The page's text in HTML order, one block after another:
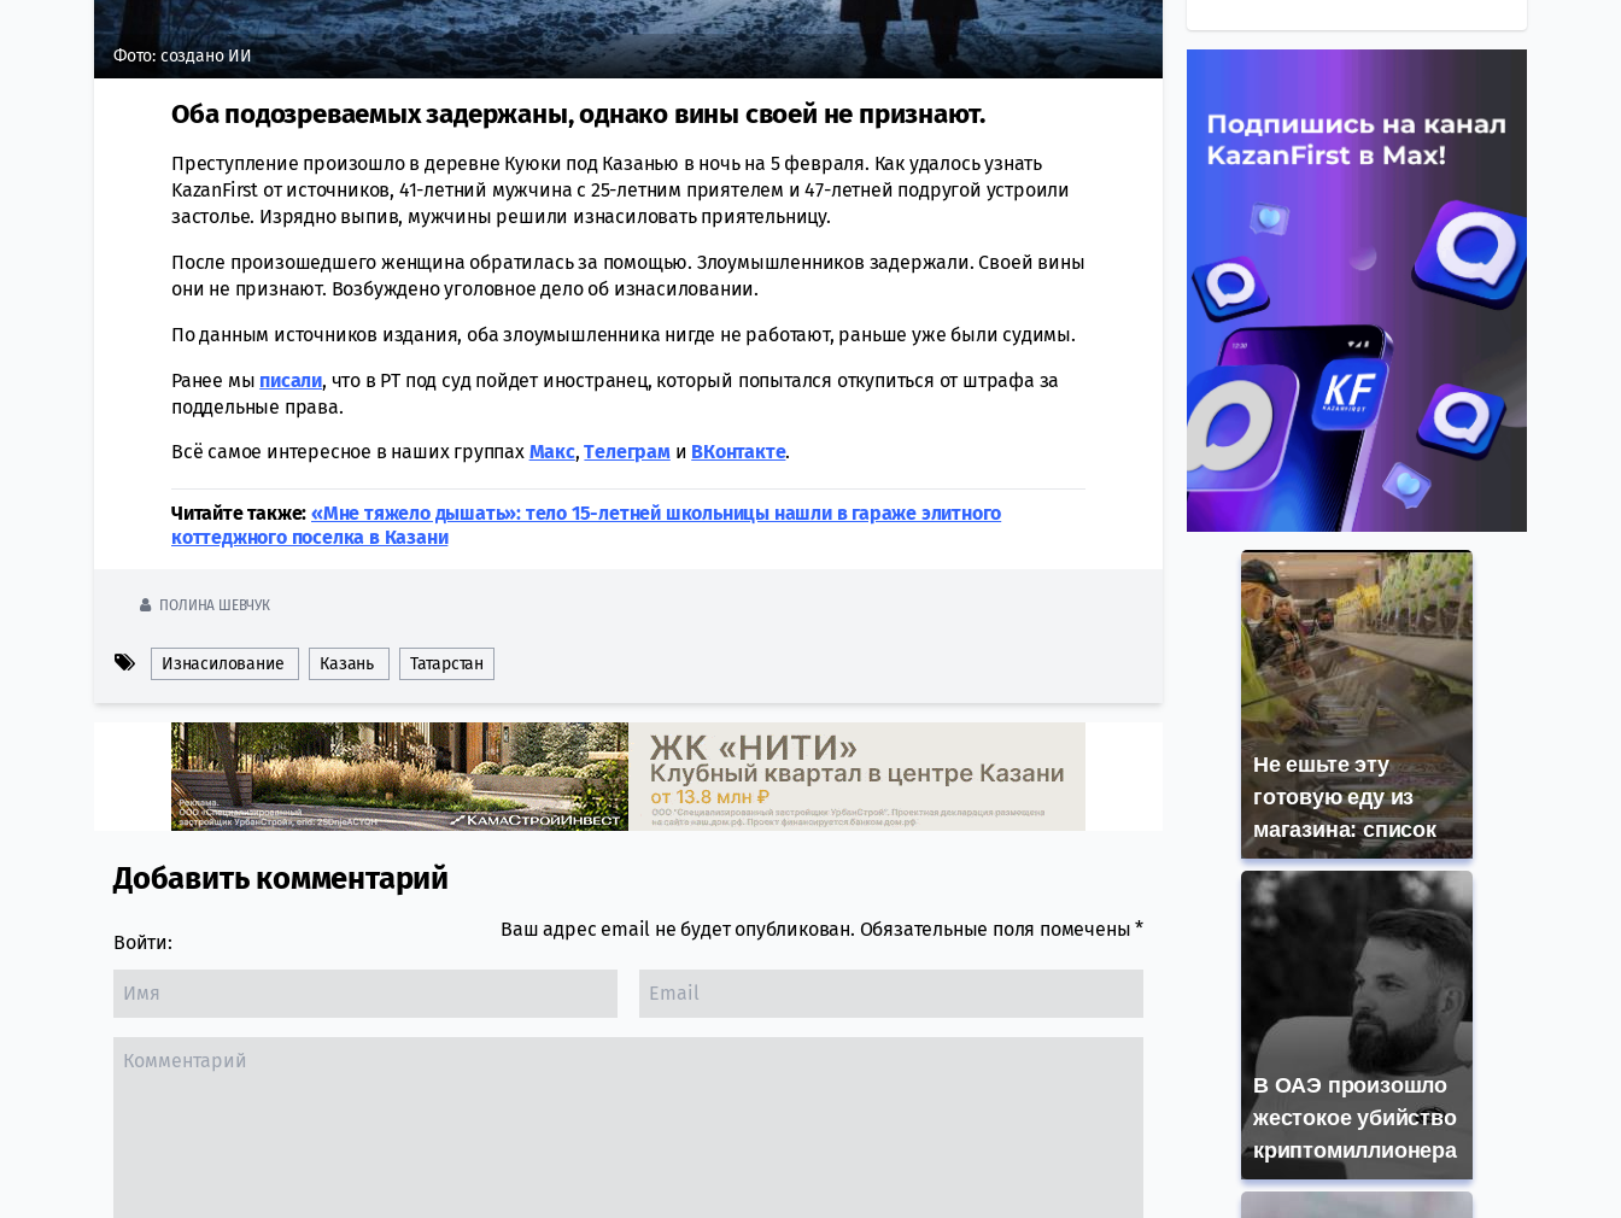
Фото: создано ИИ
Оба подозреваемых задержаны, однако вины своей не признают.
Преступление произошло в деревне Куюки под Казанью в ночь на 5 февраля. Как удалось узнать
KazanFirst от источников, 41-летний мужчина с 25-летним приятелем и 47-летней подругой устроили
застолье. Изрядно выпив, мужчины решили изнасиловать приятельницу.
После произошедшего женщина обратилась за помощью. Злоумышленников задержали. Своей вины
они не признают. Возбуждено уголовное дело об изнасиловании.
По данным источников издания, оба злоумышленника нигде не работают, раньше уже были судимы.
Ранее мы писали, что в РТ под суд пойдет иностранец, который попытался откупиться от штрафа за
поддельные права.
Всё самое интересное в наших группах Макс,Tелеграми ВКонтакте.
Читайте также: «Мне тяжело дышать»: тело 15-летней школьницы нашли в гараже элитного
коттеджного поселка в Казани
ПОЛИНА ШЕВЧУК
Изнасилование Казань Татарстан
Comment section
Добавить комментарий
Войти:
Ваш адрес email не будет опубликован. Обязательные поля помечены*
Не ешьте эту
готовую еду из
магазина: список
В ОАЭ произошло
жестокое убийство
криптомиллионера